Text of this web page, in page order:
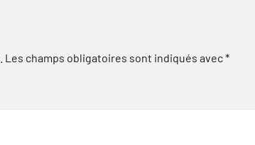
Les champs obligatoires sont indiqués avec*